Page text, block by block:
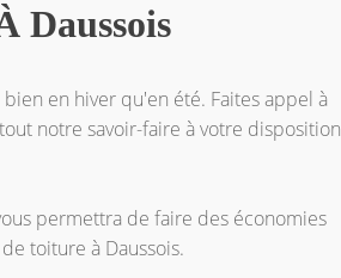
Daussois
en hiver qu'en été. Faites appel à
notre savoir-faire à votre disposition
permettra de faire des économies
toiture à Daussois.